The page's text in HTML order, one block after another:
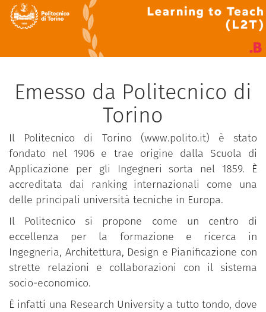
Emesso da Politecnico di
Torino
Il Politecnico di Torino (www.polito.it) è stato
fondato nel 1906 e trae origine dalla Scuola di
Applicazione per gli Ingegneri sorta nel 1859. È
accreditata dai ranking internazionali come una
delle principali università tecniche in Europa.
Il Politecnico si propone come un centro di
eccellenza per la formazione e ricerca in
Ingegneria, Architettura, Design e Pianificazione con
strette relazioni e collaborazioni con il sistema
socio-economico.
È infatti una Research University a tutto tondo, dove